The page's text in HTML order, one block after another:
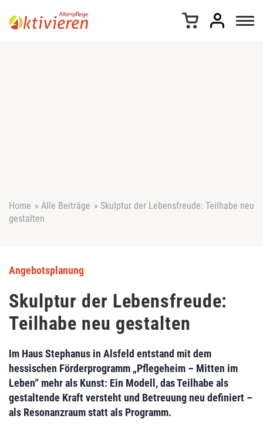
Home » Alle Beiträge » Skulptur der Lebensfreude: Teilhabe neu
gestalten
Angebotsplanung
Skulptur der Lebensfreude:
Teilhabe neu gestalten
Im Haus Stephanus in Alsfeld entstand mit dem
hessischen Förderprogramm „Pflegeheim – Mitten im
Leben“ mehr als Kunst: Ein Modell, das Teilhabe als
gestaltende Kraft versteht und Betreuung neu definiert –
als Resonanzraum statt als Programm.